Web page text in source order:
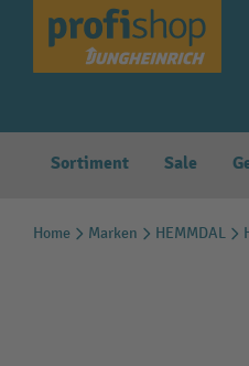
Zur Hauptnavigation
Sortiment Sale
Home Marken HEMMDAL